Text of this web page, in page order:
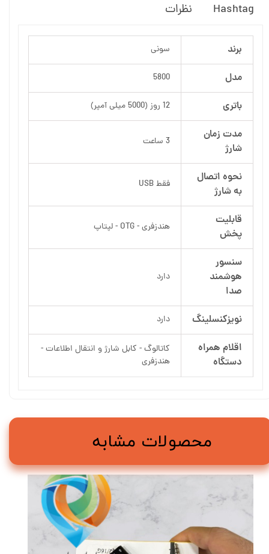
Hashtag
نظرات
برند سونی
مدل 5800
باتری 12 روز (5000 میلی آمپر)
مدت زمان
شارژ
3 ساعت
نحوه اتصال
به شارژ
فقط USB
قابلیت
پخش
هندزفری - OTG - لپتاپ
سنسور
هوشمند
صدا
دارد
نویزکنسلینگ دارد
اقلام همراه
دستگاه
کاتالوگ - کابل شارژ و انتقال اطلاعات -
هندزفری
محصولات مشابه